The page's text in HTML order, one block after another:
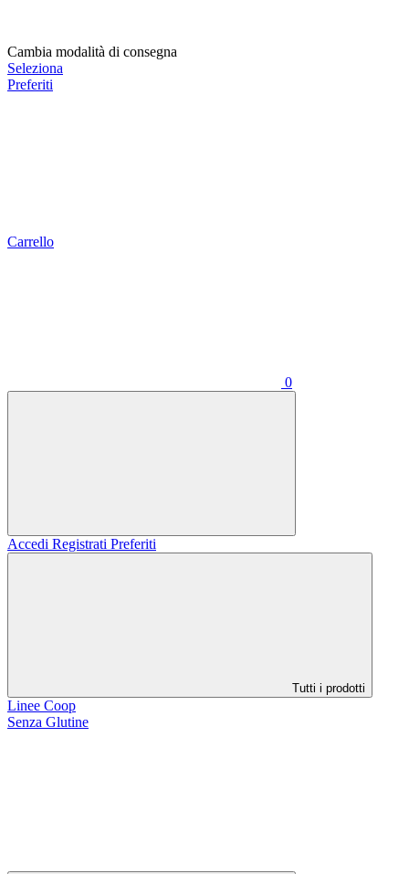
Cambia modalità di consegna
Seleziona
Preferiti
Carrello
0
Accedi Registrati Preferiti
Tutti i prodotti
Linee Coop
Senza Glutine